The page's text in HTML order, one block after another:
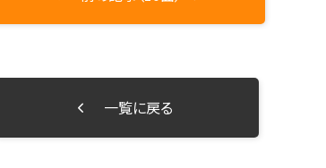
一覧に戻る